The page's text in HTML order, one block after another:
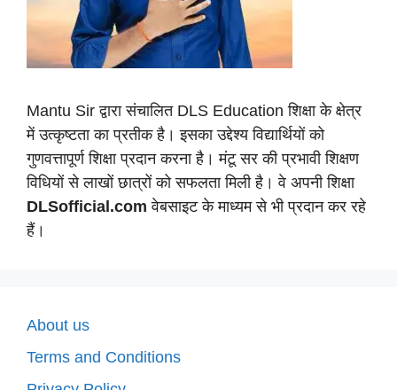
Mantu Sir द्वारा संचालित DLS Education शिक्षा के क्षेत्र
में उत्कृष्टता का प्रतीक है। इसका उद्देश्य विद्यार्थियों को
गुणवत्तापूर्ण शिक्षा प्रदान करना है। मंटू सर की प्रभावी शिक्षण
विधियों से लाखों छात्रों को सफलता मिली है। वे अपनी शिक्षा
DLSofficial.com वेबसाइट के माध्यम से भी प्रदान कर रहे
हैं।
About us
Terms and Conditions